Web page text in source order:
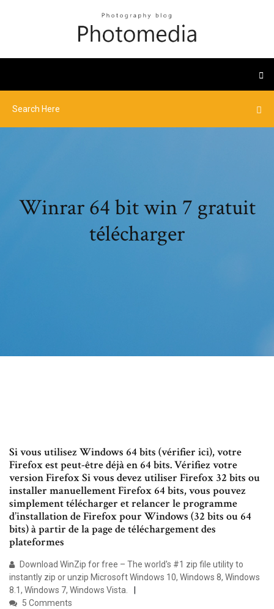
Winrar 64 bit win 7 gratuit
télécharger
Si vous utilisez Windows 64 bits (vérifier ici), votre
Firefox est peut-être déjà en 64 bits. Vérifiez votre
version Firefox Si vous devez utiliser Firefox 32 bits ou
installer manuellement Firefox 64 bits, vous pouvez
simplement télécharger et relancer le programme
d’installation de Firefox pour Windows (32 bits ou 64
bits) à partir de la page de téléchargement des
plateformes
Download WinZip for free – The world's #1 zip file utility to
instantly zip or unzip Microsoft Windows 10, Windows 8, Windows
8.1, Windows 7, Windows Vista.
5 Comments